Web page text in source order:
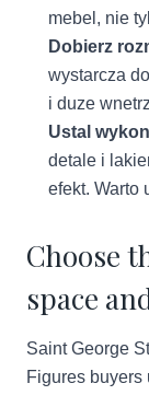
mebel, nie
Dobierz
wystarcza
i duze
Ustal
detale i
efekt. Warto
Choose
space
Saint George
Figures buyers